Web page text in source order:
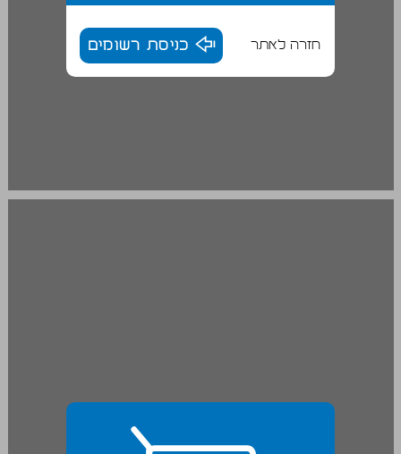
חזרה לאתר כניסת רשומים